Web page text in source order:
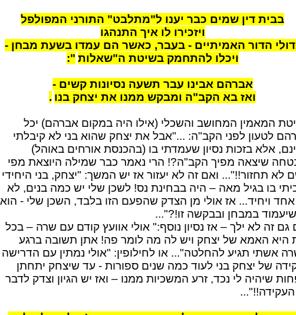
בבית דין שמים כבר יענו ל"מתלבט" התורני המפולפל
ויזכירו לו איך התנהגו
הדור האמיתיים - בעבר, כאשר הם עמדו בשעת מבחן -
ויכלו להתחמק בשיטת ה"שאלות ":
אברהם אבינו עבר תשעה נסיונות קשים -
ואז בא הקב"ה ומבקש ממנו את יצחק בנו .
המאמין המחושב והשכלי (אילו היה במקום אברהם) יכל
לטעון לפני הקב"ה: ..."אבל את יצחק שהוא בני לא קיבלתי
אלא בזכות נסיון שעמדתי בו (בהכנסת אורחים באוהל)
שיצאה מפיך הקב"ה?! הרי נאמר כבר שמילה היוצאת מפי
לא תחזור!!"... ואם זה לא יעזור אז יש המשך: "יצחק, בני היחידי
בו בגיל מאה – היה בבחינת נס! לשכן שלי יש כמה בנים, לא
ויחיד... אז אולי מן הצדק שהפעם הזו בלבד, השכן שלי - הוא
במבחן ובבקשה זו!?"...
גם זה לא ילך – אז נסיון נוסף:" אולי אוועץ קודם עם שרה – בכל
היא האמא של יצחק ויש לה מה לומר פה! אתן תשובה ברגע
אשתי תגיע להחלטה"... או לחילופין: "אולי נמתין עם הדרישה
של יצחק בני לעוד כמה שנים ספורות - עד שיצחק יתחתן
שיהיה לי נכד, זרע המשכיות ממנו – ואז יש הגיון וצדק לדבר